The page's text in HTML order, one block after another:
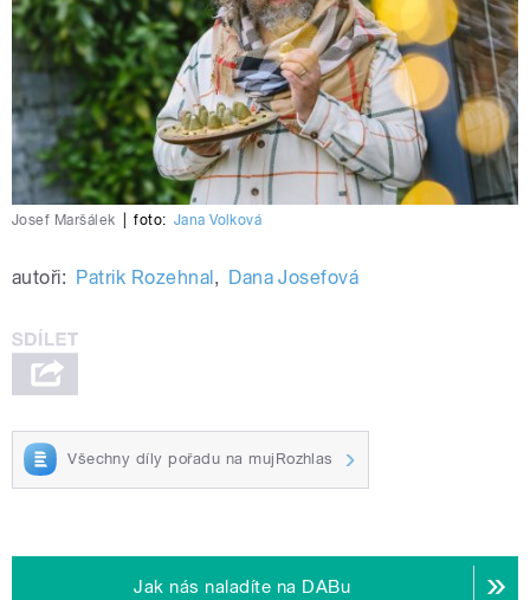
Josef Maršálek foto: Jana Volková
autoři: Patrik Rozehnal, Dana Josefová
Všechny díly pořadu na mujRozhlas
Jak nás naladíte na DABu